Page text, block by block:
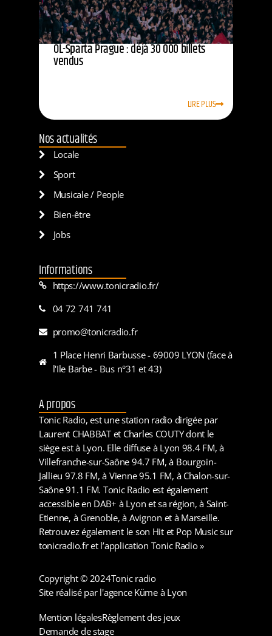
OL-Sparta Prague : déjà 30 000 billets
vendus
LIRE PLUS
Nos actualités
Locale
Sport
Musicale / People
Bien-être
Jobs
Informations
https://www.tonicradio.fr/
04 72 741 741
promo@tonicradio.fr
1 Place Henri Barbusse - 69009 LYON (face à
l'Ile Barbe - Bus n°31 et 43)
A propos
Tonic Radio, est une station radio dirigée par
Laurent CHABBAT et Charles COUTY dont le
siège est à Lyon. Elle diffuse à Lyon 98.4 FM, à
Villefranche-sur-Saône 94.7 FM, à Bourgoin-
Jallieu 97.8 FM, à Vienne 95.1 FM, à Chalon-sur-
Saône 91.1 FM. Tonic Radio est également
accessible en DAB+ à Lyon et sa région, à Saint-
Etienne, à Grenoble, à Avignon et à Marseille.
Retrouvez également le son Hit et Pop Music sur
tonicradio.fr et l’application Tonic Radio »
Copyright © 2024Tonic radio
Site réalisé par l'agence Küme à Lyon
Mention légalesRèglement des jeux
Demande de stage